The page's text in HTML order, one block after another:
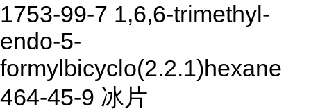
1753-99-7 1,6,6-trimethyl-
endo-5-
formylbicyclo(2.2.1)hexane
464-45-9 冰片